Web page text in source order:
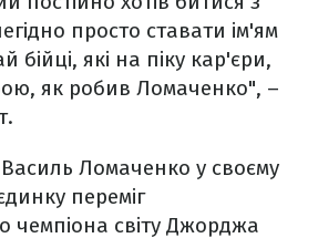
просто ставати ім'ям
бійці, які на піку кар'єри,
як робив Ломаченко", –
Ломаченко у своєму
переміг
чемпіона світу Джорджа